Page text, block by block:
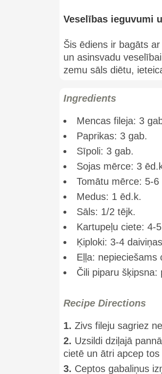
Veselības ieguvumi
Šis ēdiens ir bagāts
un asinsvadu
zemu sāls diētu,
Ingredients
Mencas fileja: 3
Paprikas: 3 gab.
Sīpoli: 3 gab.
Sojas mērce: 3
Tomātu mērce: 5-6
Medus: 1 ēd.k.
Sāls: 1/2 tējk.
Kartupeļu ciete: 4-
Ķiploki: 3-4 daiviņas
Eļļa: nepieciešams
Čili piparu šķipsna:
Recipe Directions
1. Zivs fileju sagriez
2. Uzsildi dziļajā
cietē un ātri apcep
3. Ceptos gabaliņus